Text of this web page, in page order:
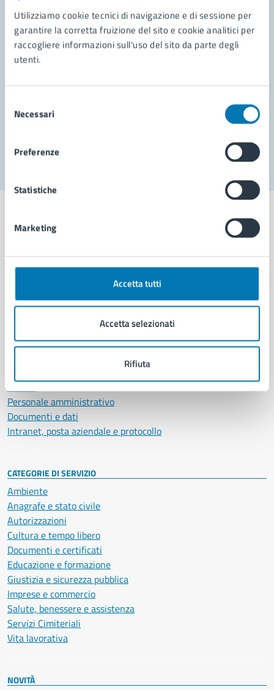
Utilizziamo cookie tecnici di navigazione e di sessione per
garantire la corretta fruizione del sito e cookie analitici per
raccogliere informazioni sull'uso del sito da parte degli
utenti.
delNecessari
Preferenze
Statistiche
Marketing
Accetta tutti
Accetta selezionati
Rifiuta
Leggi le domande frequenti
Problemi in città
Municipalità
Politici
Personale amministrativo
Documenti e dati
Intranet, posta aziendale e protocollo
CATEGORIE DI SERVIZIO
Ambiente
Anagrafe e stato civile
Autorizzazioni
Cultura e tempo libero
Documenti e certificati
Educazione e formazione
Giustizia e sicurezza pubblica
Imprese e commercio
Salute, benessere e assistenza
Servizi Cimiteriali
Vita lavorativa
NOVITÀ